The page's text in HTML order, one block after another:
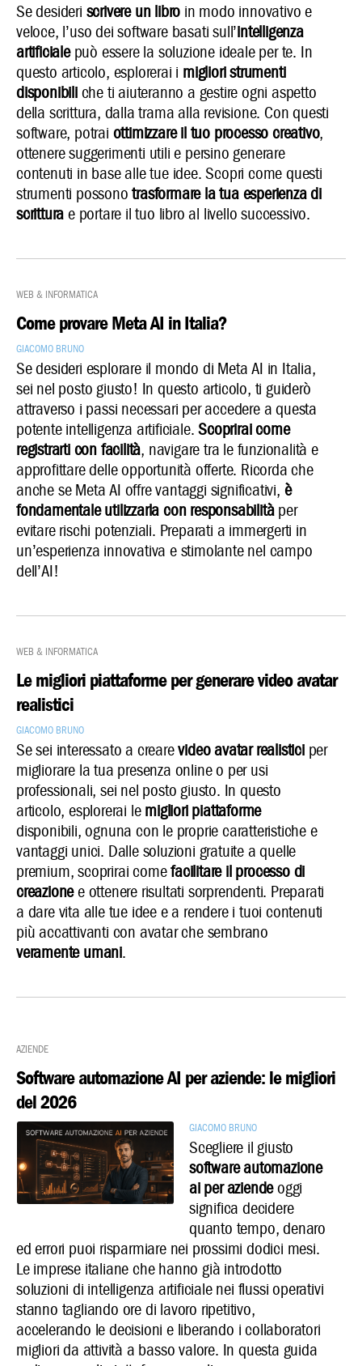
Se desideri scrivere un libro in modo innovativo e
veloce, l’uso dei software basati sull’intelligenza
artificialepuò essere la soluzione ideale per te. In
questo articolo, esplorerai i migliori strumenti
disponibiliche ti aiuteranno a gestire ogni aspetto
della scrittura, dalla trama alla revisione. Con questi
software, potrai ottimizzare il tuo processo creativo,
ottenere suggerimenti utili e persino generare
contenuti in base alle tue idee. Scopri come questi
strumenti possonotrasformare la tua esperienza di
scrittura e portare il tuo libro al livello successivo.
Web & Informatica
Come provare Meta AI in Italia?
Giacomo Bruno
Se desideri esplorare il mondo di Meta AI in Italia,
sei nel posto giusto! In questo articolo, ti guiderò
attraverso i passi necessari per accedere a questa
potente intelligenza artificiale.Scoprirai come
registrarti con facilità, navigare tra le funzionalità e
approfittare delle opportunità offerte. Ricorda che
anche se Meta AI offre vantaggi significativi, è
fondamentale utilizzarla con responsabilitàper
evitare rischi potenziali. Preparati a immergerti in
un’esperienza innovativa e stimolante nel campo
dell’AI!
Web & Informatica
Le migliori piattaforme per generare video avatar
realistici
Giacomo Bruno
Se sei interessato a crearevideo avatar realisticiper
migliorare la tua presenza online o per usi
professionali, sei nel posto giusto. In questo
articolo, esplorerai le migliori piattaforme
disponibili, ognuna con le proprie caratteristiche e
vantaggi unici. Dalle soluzioni gratuite a quelle
premium, scoprirai comefacilitare il processo di
creazionee ottenere risultati sorprendenti. Preparati
a dare vita alle tue idee e a rendere i tuoi contenuti
più accattivanti con avatar che sembrano
veramente umani.
Aziende
Software automazione AI per aziende: le migliori
del 2026
Giacomo Bruno
Scegliere il giusto
software automazione
ai per aziendeoggi
significa decidere
quanto tempo, denaro
ed errori puoi risparmiare nei prossimi dodici mesi.
Le imprese italiane che hanno già introdotto
soluzioni di intelligenza artificiale nei flussi operativi
stanno tagliando ore di lavoro ripetitivo,
accelerando le decisioni e liberando i collaboratori
migliori da attività a basso valore. In questa guida